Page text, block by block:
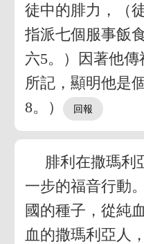
徒中的腓力，（
指派七個服事飯
六5。）因著他
所記，顯明他是
8。）
腓利在撒瑪利
一步的福音行動
國的種子，從純
血的撒瑪利亞人